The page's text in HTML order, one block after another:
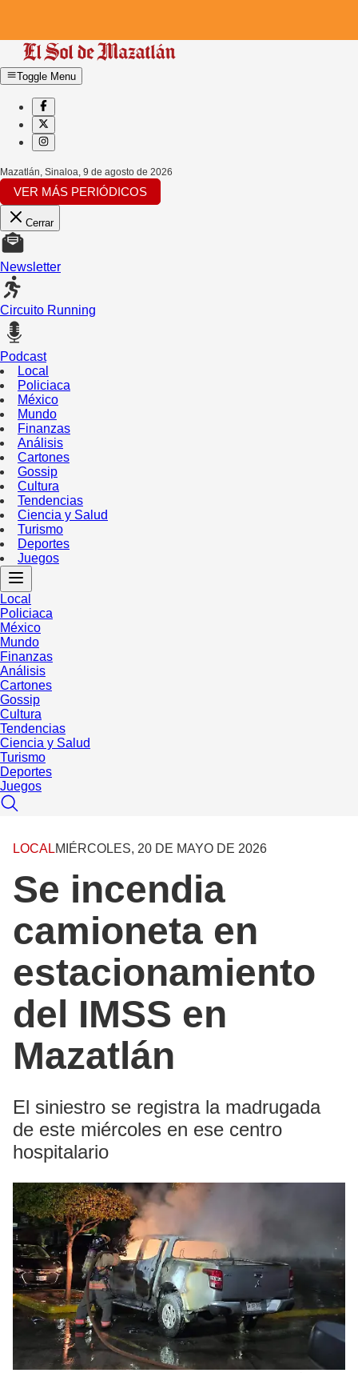
Toggle Menu
Mazatlán, Sinaloa, 9 de agosto de 2026
VER MÁS PERIÓDICOS
Cerrar
Newsletter
Circuito Running
Podcast
Local
Policiaca
México
Mundo
Finanzas
Análisis
Cartones
Gossip
Cultura
Tendencias
Ciencia y Salud
Turismo
Deportes
Juegos
Local
Policiaca
México
Mundo
Finanzas
Análisis
Cartones
Gossip
Cultura
Tendencias
Ciencia y Salud
Turismo
Deportes
Juegos
LOCALMIÉRCOLES, 20 DE MAYO DE 2026
Se incendia
camioneta en
estacionamiento
del IMSS en
Mazatlán
El siniestro se registra la madrugada
de este miércoles en ese centro
hospitalario